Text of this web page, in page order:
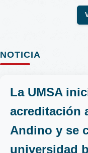
NOTICIA
La UMSA
acreditación
Andino y se
universidad